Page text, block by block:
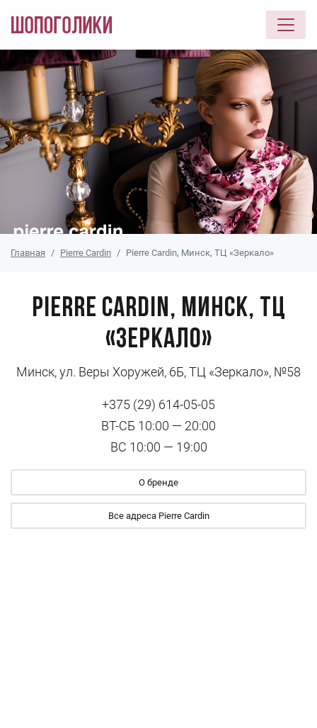
Перейти к основному содержанию
Главная Pierre Cardin Pierre Cardin, Минск, ТЦ «Зеркало»
Pierre Cardin, Минск, ТЦ
«Зеркало»
Минск, ул. Веры Хоружей, 6Б, ТЦ «Зеркало», №58
+375 (29) 614-05-05
ВТ-СБ 10:00 — 20:00
ВС 10:00 — 19:00
О бренде
Все адреса Pierre Cardin